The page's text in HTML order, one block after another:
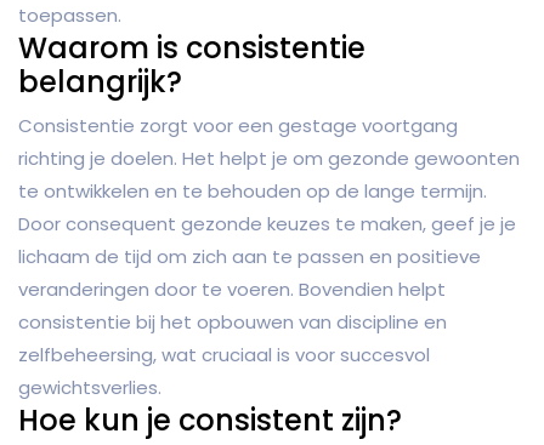
toepassen.
Waarom is consistentie
belangrijk?
Consistentie zorgt voor een gestage voortgang
richting je doelen. Het helpt je om gezonde gewoonten
te ontwikkelen en te behouden op de lange termijn.
Door consequent gezonde keuzes te maken, geef je je
lichaam de tijd om zich aan te passen en positieve
veranderingen door te voeren. Bovendien helpt
consistentie bij het opbouwen van discipline en
zelfbeheersing, wat cruciaal is voor succesvol
gewichtsverlies.
Hoe kun je consistent zijn?